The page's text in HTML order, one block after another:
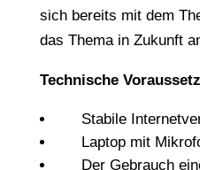
sich bereits mit dem
das Thema in Zukunft
Technische
Stabile
Laptop mit
Der Gebrauch